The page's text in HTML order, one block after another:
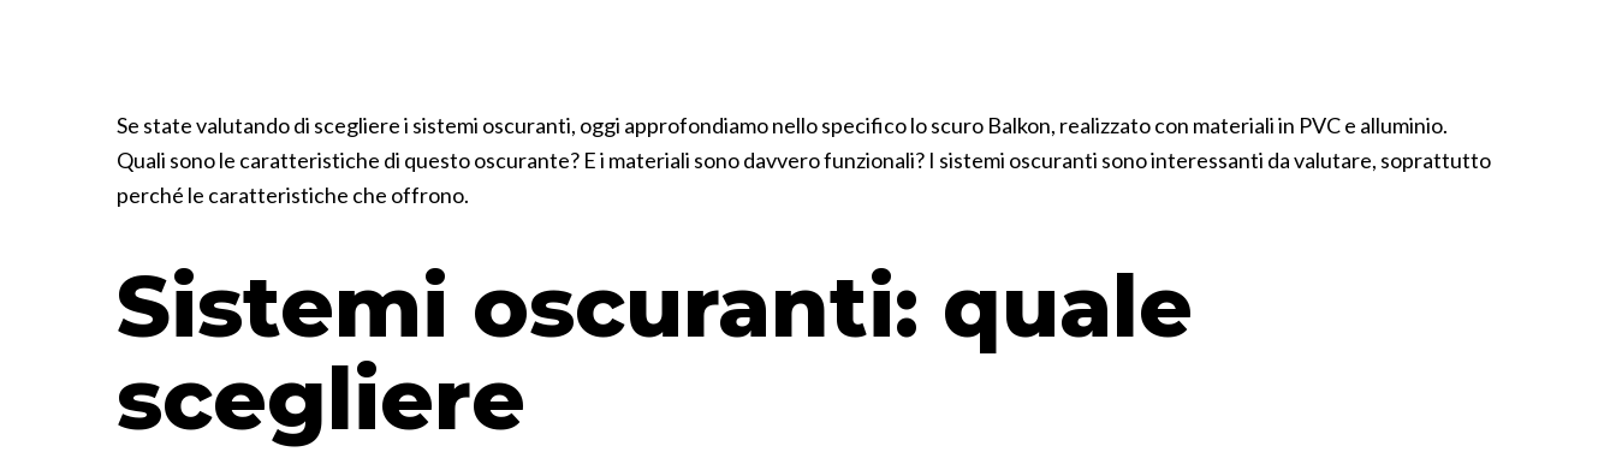
Se state valutando di scegliere i sistemi oscuranti, oggi approfondiamo nello specifico lo scuro Balkon, realizzato con materiali in PVC e alluminio.
Quali sono le caratteristiche di questo oscurante? E i materiali sono davvero funzionali? I sistemi oscuranti sono interessanti da valutare, soprattutto
perché le caratteristiche che offrono.
Sistemi oscuranti: quale
scegliere